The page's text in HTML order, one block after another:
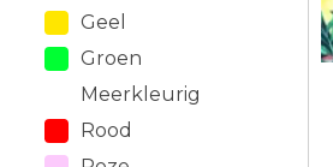
Geel
Groen
Meerkleurig
Rood